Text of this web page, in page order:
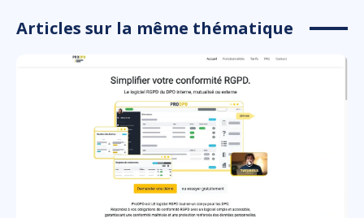
Articles sur la même thématique